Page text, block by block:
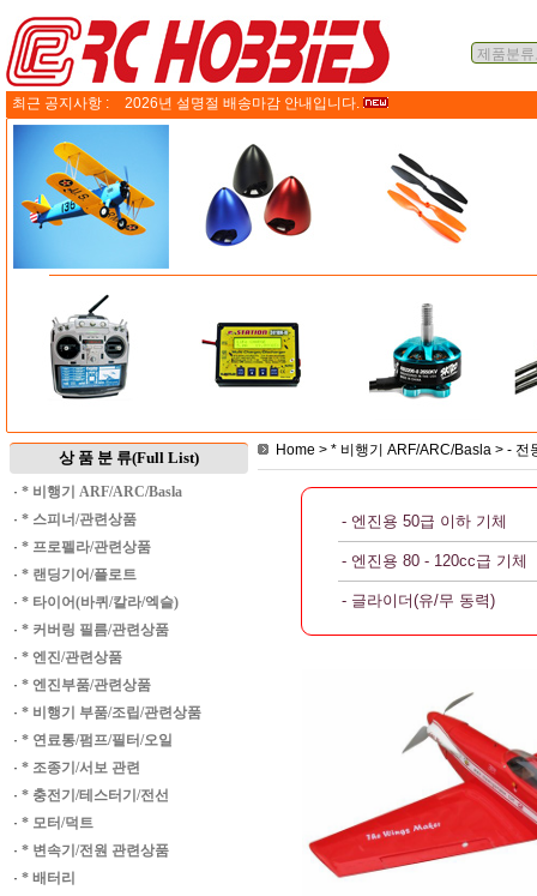
최근 공지사항 : 2026년 설명절 배송마감 안내입니다.
상 품 분 류(Full List)
· * 비행기 ARF/ARC/Basla
· * 스피너/관련상품
· * 프로펠라/관련상품
· * 랜딩기어/플로트
· * 타이어(바퀴/칼라/엑슬)
· * 커버링 필름/관련상품
· * 엔진/관련상품
· * 엔진부품/관련상품
· * 비행기 부품/조립/관련상품
· * 연료통/펌프/필터/오일
· * 조종기/서보 관련
· * 충전기/테스터기/전선
· * 모터/덕트
· * 변속기/전원 관련상품
· * 배터리
Home > * 비행기 ARF/ARC/Basla > - 전
- 엔진용 50급 이하 기체
- 엔진용 80 - 120cc급 기체
- 글라이더(유/무 동력)